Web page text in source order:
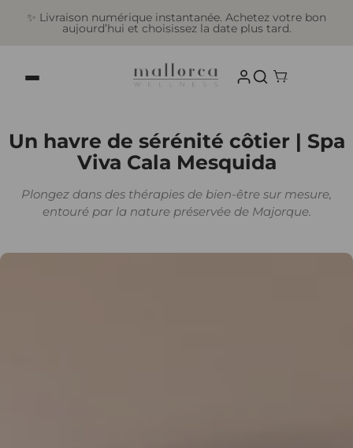
✨ Livraison numérique instantanée. Achetez votre bon
aujourd’hui et choisissez la date plus tard.
Un havre de sérénité côtier | Spa
Viva Cala Mesquida
Plongez dans des thérapies de bien-être sur mesure,
entouré par la nature préservée de Majorque.